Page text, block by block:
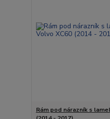
Rám pod nárazník s